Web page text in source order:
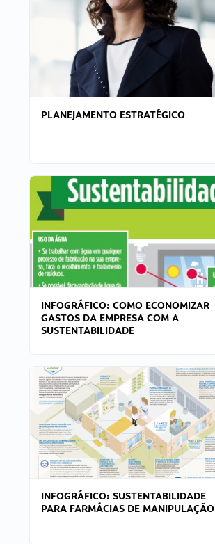
PLANEJAMENTO ESTRATÉGICO
INFOGRÁFICO: COMO ECONOMIZAR
GASTOS DA EMPRESA COM A
SUSTENTABILIDADE
INFOGRÁFICO: SUSTENTABILIDADE
PARA FARMÁCIAS DE MANIPULAÇÃO